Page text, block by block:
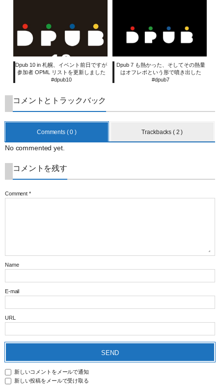
Dpub 10 in 札幌、イベント前日ですが
参加者 OPML リストを更新しました
#dpub10
Dpub 7 も熱かった、そしてその熱量
はオフレポという形で噴き出した
#dpub7
コメントとトラックバック
Comments ( 0 ) Trackbacks ( 2 )
No commented yet.
コメントを残す
Comment *
Name
E-mail
URL
新しいコメントをメールで通知
新しい投稿をメールで受け取る